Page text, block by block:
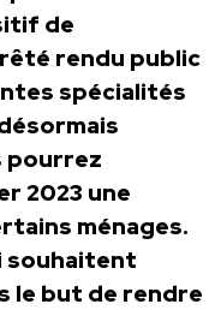
de
rendu public
spécialités
pourrez
2023 une
ménages.
souhaitent
le but de rendre